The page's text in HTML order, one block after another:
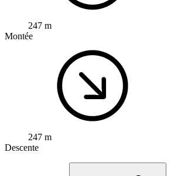
247 m
Montée
247 m
Descente